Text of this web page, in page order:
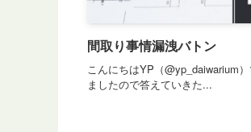
間取り事情漏洩バトン
こんにちはYP（@yp_daiwarium
ましたので答えていきた...